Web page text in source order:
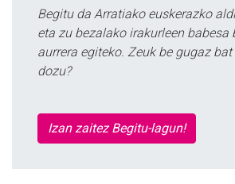
Begitu da Arratiako euskerazko
eta zu bezalako irakurleen babesa
aurrera egiteko. Zeuk be gugaz
dozu?
Izan zaitez Begitu-lagun!